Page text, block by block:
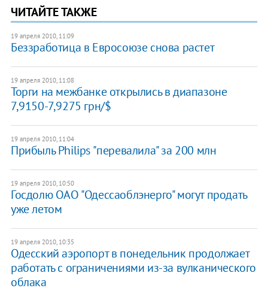
ЧИТАЙТЕ ТАКЖЕ
19 апреля 2010, 11:09
Беззработица в Евросоюзе снова растет
19 апреля 2010, 11:08
Торги на межбанке открылись в диапазоне
7,9150-7,9275 грн/$
19 апреля 2010, 11:04
Прибыль Philips "перевалила" за 200 млн
19 апреля 2010, 10:50
Госдолю ОАО "Одессаоблэнерго" могут продать
уже летом
19 апреля 2010, 10:35
Одесский аэропорт в понедельник продолжает
работать с ограничениями из-за вулканического
облака